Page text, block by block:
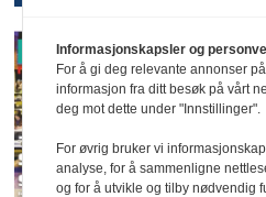
Informasjonskapsler og
For å gi deg relevante annonser
informasjon fra ditt besøk på vårt
deg mot dette under "Innstillinger".
For øvrig bruker vi
analyse, for å sammenligne
og for å utvikle og tilby nødvendig